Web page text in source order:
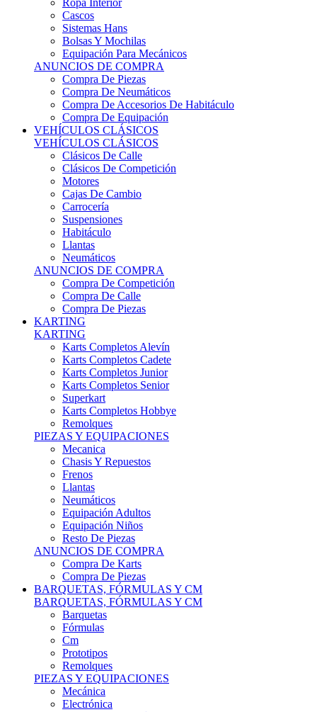
Sistemas Hans
Bolsas Y Mochilas
Equipación Para Mecánicos
ANUNCIOS DE COMPRA
Compra De Piezas
Compra De Neumáticos
Compra De Accesorios De Habitáculo
Compra De Equipación
VEHÍCULOS CLÁSICOS
VEHÍCULOS CLÁSICOS
Clásicos De Calle
Clásicos De Competición
Motores
Cajas De Cambio
Carrocería
Suspensiones
Habitáculo
Llantas
Neumáticos
ANUNCIOS DE COMPRA
Compra De Competición
Compra De Calle
Compra De Piezas
KARTING
KARTING
Karts Completos Alevín
Karts Completos Cadete
Karts Completos Junior
Karts Completos Senior
Superkart
Karts Completos Hobbye
Remolques
PIEZAS Y EQUIPACIONES
Mecanica
Chasis Y Repuestos
Frenos
Llantas
Neumáticos
Equipación Adultos
Equipación Niños
Resto De Piezas
ANUNCIOS DE COMPRA
Compra De Karts
Compra De Piezas
BARQUETAS, FÓRMULAS Y CM
BARQUETAS, FÓRMULAS Y CM
Barquetas
Fórmulas
Cm
Prototipos
Remolques
PIEZAS Y EQUIPACIONES
Mecánica
Electrónica
Chasis Y Carrocería